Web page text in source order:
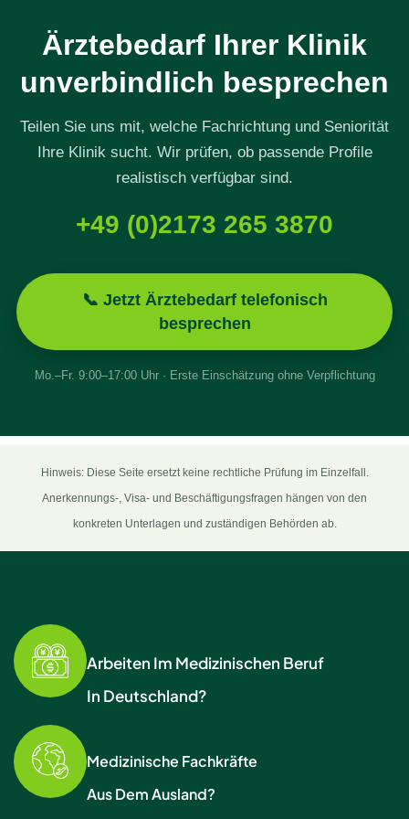
Ärztebedarf Ihrer Klinik
unverbindlich besprechen
Teilen Sie uns mit, welche Fachrichtung und Seniorität
Ihre Klinik sucht. Wir prüfen, ob passende Profile
realistisch verfügbar sind.
+49 (0)2173 265 3870
📞 Jetzt Ärztebedarf telefonisch
besprechen
Mo.–Fr. 9:00–17:00 Uhr · Erste Einschätzung ohne Verpflichtung
Hinweis: Diese Seite ersetzt keine rechtliche Prüfung im Einzelfall.
Anerkennungs-, Visa- und Beschäftigungsfragen hängen von den
konkreten Unterlagen und zuständigen Behörden ab.
Arbeiten Im Medizinischen Beruf
In Deutschland?
Medizinische Fachkräfte
Aus Dem Ausland?